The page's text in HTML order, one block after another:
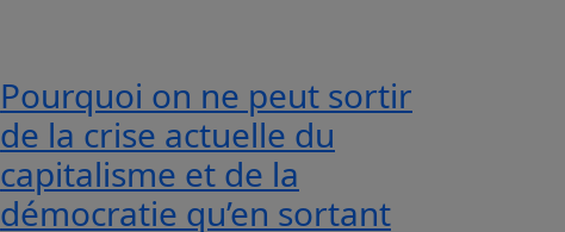
Pourquoi on ne peut sortir
de la crise actuelle du
capitalisme et de la
démocratie qu’en sortant